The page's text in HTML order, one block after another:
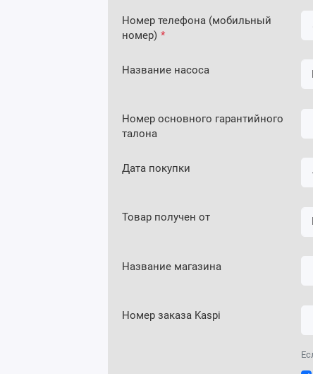
Номер телефона (мобильный
номер) *
Название насоса
Номер основного гарантийного
талона
Дата покупки
Товар получен от
Название магазина
Номер заказа Kaspi